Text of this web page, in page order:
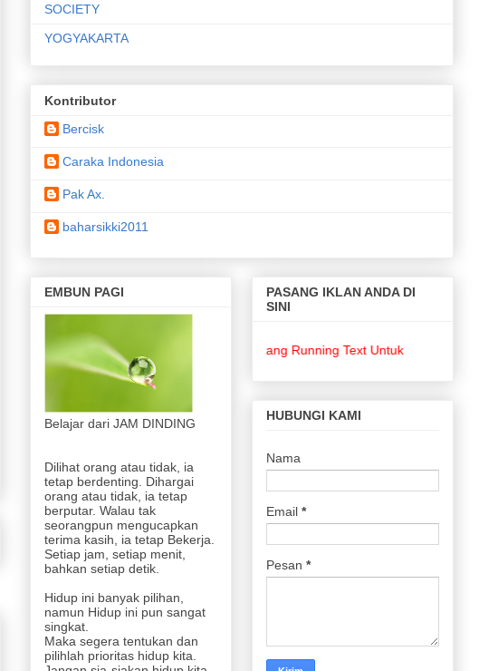
SOCIETY
YOGYAKARTA
Kontributor
Bercisk
Caraka Indonesia
Pak Ax.
baharsikki2011
EMBUN PAGI
Belajar dari JAM DINDING
Dilihat orang atau tidak, ia
tetap berdenting. Dihargai
orang atau tidak, ia tetap
berputar. Walau tak
seorangpun mengucapkan
terima kasih, ia tetap Bekerja.
Setiap jam, setiap menit,
bahkan setiap detik.
Hidup ini banyak pilihan,
namun Hidup ini pun sangat
singkat.
Maka segera tentukan dan
pilihlah prioritas hidup kita.
PASANG IKLAN ANDA DI
SINI
Pasang Running Text Untuk Keperluan Bisnis
HUBUNGI KAMI
Nama
Email *
Pesan *